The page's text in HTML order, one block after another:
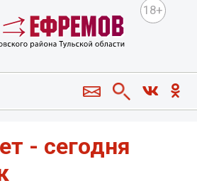
18+
- сегодня